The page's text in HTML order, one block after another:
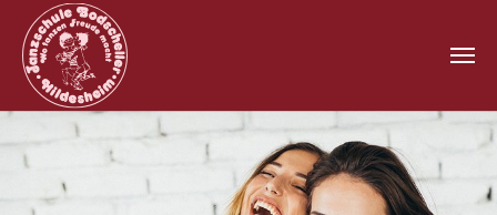
Zum Hauptinhalt springen